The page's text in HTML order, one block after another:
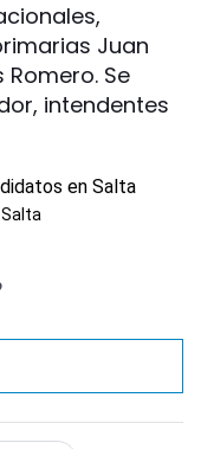
Juan
Se
intendentes